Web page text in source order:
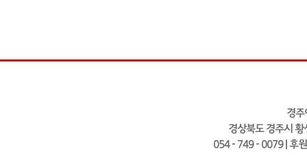
경주
경상북도 경주시
054 - 749 - 0079 | 후